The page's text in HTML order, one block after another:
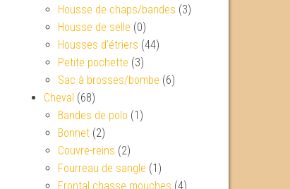
Housse de chaps/bandes (3)
Housse de selle (0)
Housses d’étriers (44)
Petite pochette (3)
Sac à brosses/bombe (6)
Cheval (68)
Bandes de polo (1)
Bonnet (2)
Couvre-reins (2)
Fourreau de sangle (1)
Frontal chasse mouches (4)